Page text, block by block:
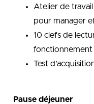
Atelier de
pour manager
10 clefs de
fonctionnement
Test
Pause déjeuner